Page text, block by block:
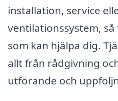
installation, service
ventilationssystem,
som kan hjälpa dig.
allt från rådgivning
utförande och